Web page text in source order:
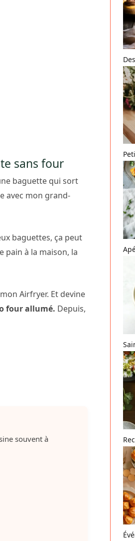
sans four
baguette qui sort
avec mon grand-
baguettes, ça peut
pain à la maison, la
Airfryer. Et devine
four allumé. Depuis,
souvent à